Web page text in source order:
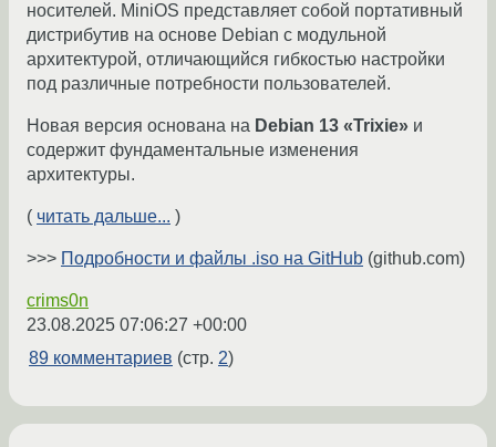
носителей. MiniOS представляет собой портативный
дистрибутив на основе Debian с модульной
архитектурой, отличающийся гибкостью настройки
под различные потребности пользователей.
Новая версия основана на Debian 13 «Trixie» и
содержит фундаментальные изменения
архитектуры.
( читать дальше... )
>>> Подробности и файлы .iso на GitHub (github.com)
crims0n
23.08.2025 07:06:27 +00:00
89 комментариев (стр. 2)